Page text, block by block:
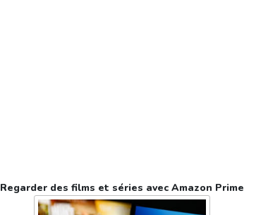
Regarder des films et séries avec Amazon Prime